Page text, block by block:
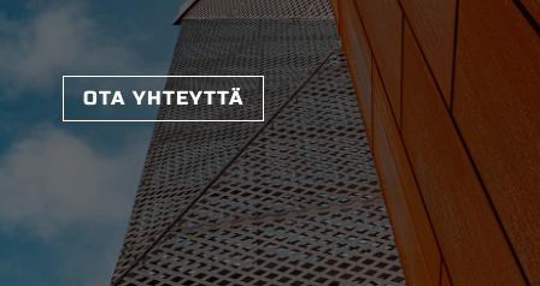
OTA YHTEYTTÄ